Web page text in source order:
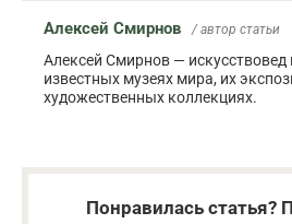
Алексей Смирнов / автор статьи
Алексей Смирнов —
известных музеях мира, их
художественных коллекциях.
Понравилась статья?